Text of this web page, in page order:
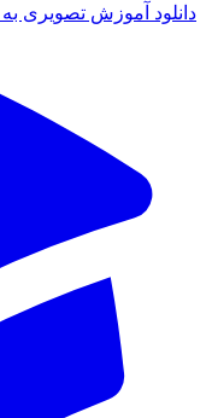
دانلود آموزش تصویری